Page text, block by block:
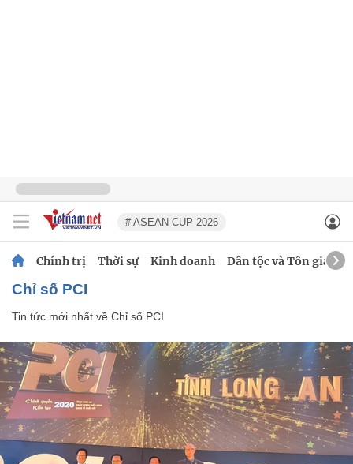
# ASEAN CUP 2026
Chính trị Thời sự Kinh doanh Dân tộc và Tôn giáo
Chỉ số PCI
Tin tức mới nhất về Chỉ số PCI